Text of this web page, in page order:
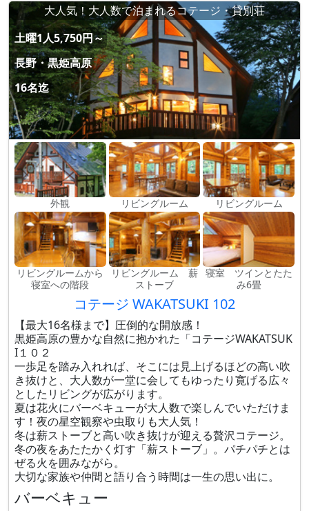
大人気！大人数で泊まれるコテージ・貸別荘
土曜1人5,750円～
長野・黒姫高原
16名迄
外観 リビングルーム リビングルーム
リビングルームから
寝室への階段
リビングルーム 薪
ストーブ
寝室 ツインとたた
み6畳
コテージ WAKATSUKI 102
【最大16名様まで】圧倒的な開放感！
黒姫高原の豊かな自然に抱かれた「コテージWAKATSUK
I１０２
一歩足を踏み入れれば、そこには見上げるほどの高い吹
き抜けと、大人数が一堂に会してもゆったり寛げる広々
としたリビングが広がります。
夏は花火にバーベキューが大人数で楽しんでいただけま
す！夜の星空観察や虫取りも大人気！
冬は薪ストーブと高い吹き抜けが迎える贅沢コテージ。
冬の夜をあたたかく灯す「薪ストーブ」。パチパチとは
ぜる火を囲みながら。
大切な家族や仲間と語り合う時間は一生の思い出に。
バーベキュー